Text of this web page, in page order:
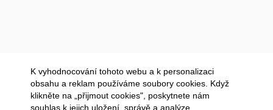
K vyhodnocování tohoto webu a k personalizaci
obsahu a reklam používáme soubory cookies. Když
klikněte na „přijmout cookies", poskytnete nám
souhlas k jejich uložení, správě a analýze.